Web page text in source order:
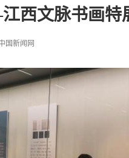
西文脉书画特
国新闻网